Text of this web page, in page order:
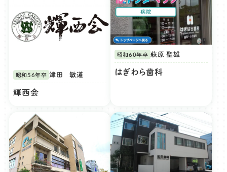
昭和56年卒 津田 敏道
輝西会
昭和60年卒 萩原 聖雄
はぎわら歯科